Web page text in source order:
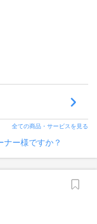
全ての商品・サービスを見る
ナー様ですか？